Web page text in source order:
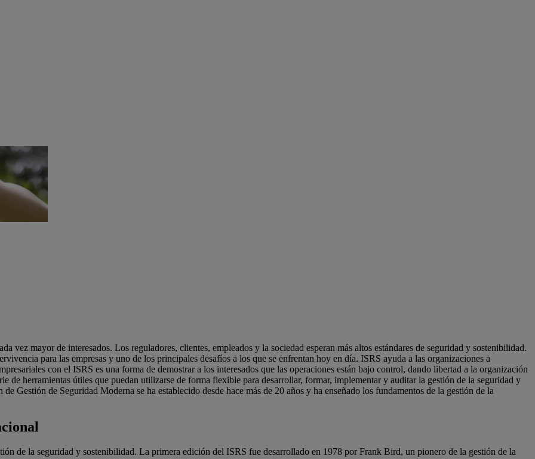
vez mayor de interesados. Los reguladores, clientes, empleados y la sociedad esperan más altos estándares de seguridad y sostenibilidad.
para las empresas y uno de los principales desafíos a los que se enfrentan hoy en día. ISRS ayuda a las organizaciones a
con el ISRS es una forma de demostrar a los interesados que las operaciones están bajo control, dando libertad a la organización
de herramientas útiles que puedan utilizarse de forma flexible para desarrollar, formar, implementar y auditar la gestión de la seguridad y
Gestión de Seguridad Moderna se ha establecido desde hace más de 20 años y ha enseñado los fundamentos de la gestión de la
de la seguridad y sostenibilidad. La primera edición del ISRS fue desarrollado en 1978 por Frank Bird, un pionero de la gestión de la